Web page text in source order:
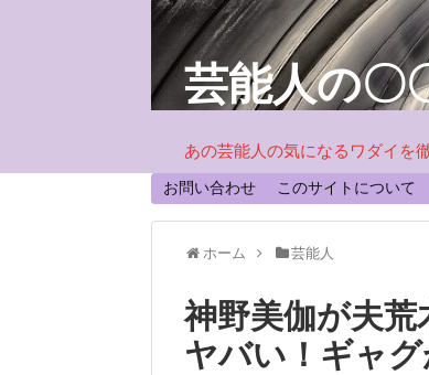
芸能人の〇
あの芸能人の気になるワダイを
お問い合わせ このサイトについて
ホーム 芸能人
神野美伽が夫
ヤバい！ギャ